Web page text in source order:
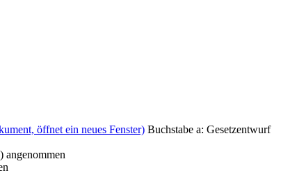
öffnet ein neues Fenster) Buchstabe a: Gesetzentwurf
angenommen